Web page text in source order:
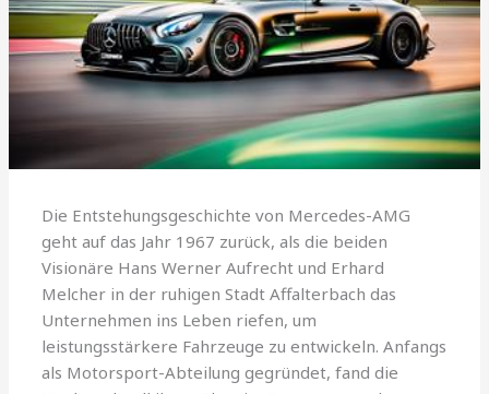
Die Entstehungsgeschichte von Mercedes-AMG
geht auf das Jahr 1967 zurück, als die beiden
Visionäre Hans Werner Aufrecht und Erhard
Melcher in der ruhigen Stadt Affalterbach das
Unternehmen ins Leben riefen, um
leistungsstärkere Fahrzeuge zu entwickeln. Anfangs
als Motorsport-Abteilung gegründet, fand die